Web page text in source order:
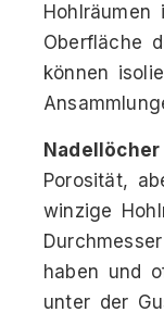
Oberfläche
können
Nadellöcher
Porosität,
winzige
haben und
unter der